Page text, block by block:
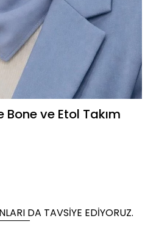
ve Etol Takım
DA TAVSIYE EDIYORUZ.